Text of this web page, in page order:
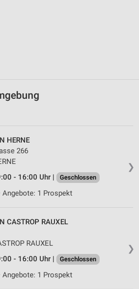
❯
HERNE
266
- 16:00 Uhr |
Geschlossen
Angebote: 1 Prospekt
❯
CASTROP RAUXEL
RAUXEL
- 16:00 Uhr |
Geschlossen
Angebote: 1 Prospekt
durch Statistiken oder
der Angebote
Daten zur Auswahl von
Standortdaten